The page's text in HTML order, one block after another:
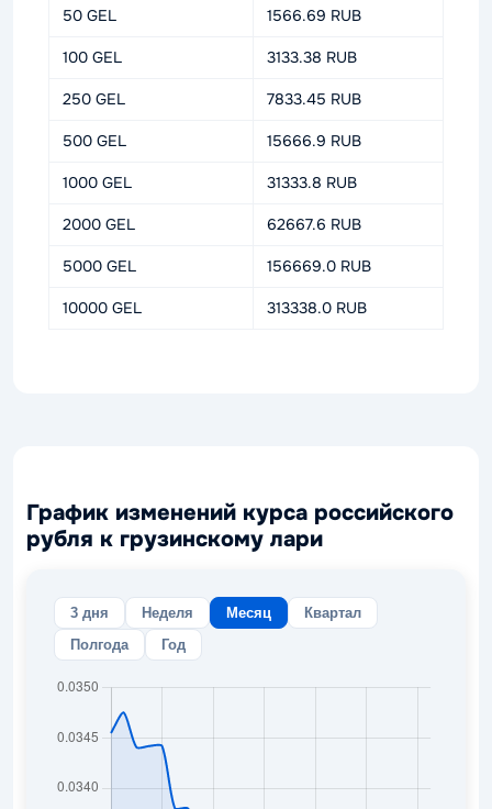
50 GEL 1566.69 RUB
100 GEL 3133.38 RUB
250 GEL 7833.45 RUB
500 GEL 15666.9 RUB
1000 GEL 31333.8 RUB
2000 GEL 62667.6 RUB
5000 GEL 156669.0 RUB
10000 GEL 313338.0 RUB
График изменений курса российского
рубля к грузинскому лари
3 дня Неделя Месяц
Квартал
Полгода
Год